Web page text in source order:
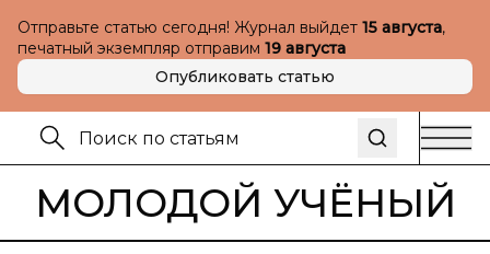
Отправьте статью сегодня! Журнал выйдет 15 августа,
печатный экземпляр отправим 19 августа
Опубликовать статью
МОЛОДОЙ УЧЁНЫЙ